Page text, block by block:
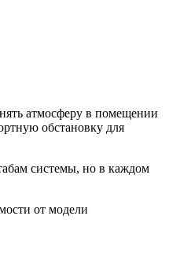
атмосферу в помещении
обстановку для
системы, но в каждом
от модели